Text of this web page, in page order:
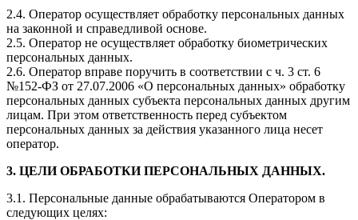
2.4. Оператор осуществляет обработку персональных данных
на законной и справедливой основе.
2.5. Оператор не осуществляет обработку биометрических
персональных данных.
2.6. Оператор вправе поручить в соответствии с ч. 3 ст. 6
№152-ФЗ от 27.07.2006 «О персональных данных» обработку
персональных данных субъекта персональных данных другим
лицам. При этом ответственность перед субъектом
персональных данных за действия указанного лица несет
оператор.
3. ЦЕЛИ ОБРАБОТКИ ПЕРСОНАЛЬНЫХ ДАННЫХ.
3.1. Персональные данные обрабатываются Оператором в
следующих целях: